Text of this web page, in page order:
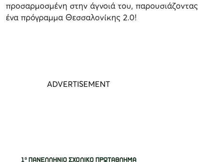
προσαρμοσμένη στην άγνοιά του, παρουσιάζοντας
ένα πρόγραμμα Θεσσαλονίκης 2.0!